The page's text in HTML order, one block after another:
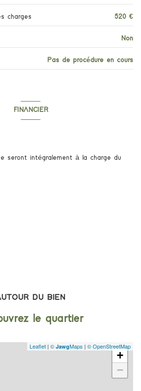
charges 520 €
Non
Pas de procédure en cours
FINANCIER
seront intégralement à la charge du
DU BIEN
le quartier
+
−
Leaflet | © JawgMaps | © OpenStreetMap